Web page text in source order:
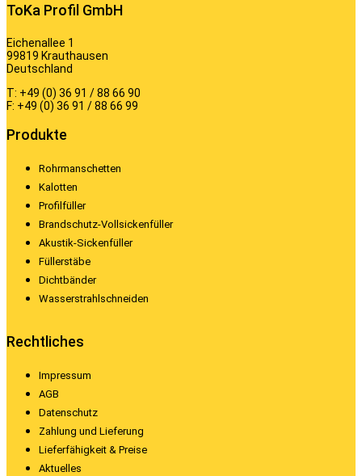
ToKa Profil GmbH
Eichenallee 1
99819 Krauthausen
Deutschland
T: +49 (0) 36 91 / 88 66 90
F: +49 (0) 36 91 / 88 66 99
Produkte
Rohrmanschetten
Kalotten
Profilfüller
Brandschutz-Vollsickenfüller
Akustik-Sickenfüller
Füllerstäbe
Dichtbänder
Wasserstrahlschneiden
Rechtliches
Impressum
AGB
Datenschutz
Zahlung und Lieferung
Lieferfähigkeit & Preise
Aktuelles